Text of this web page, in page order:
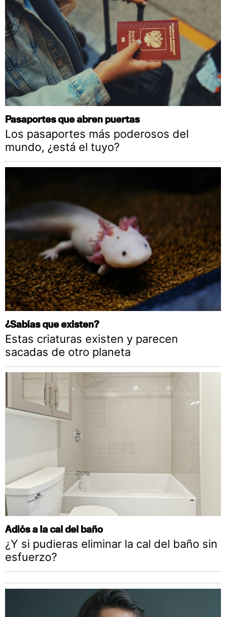
Pasaportes que abren puertas
Los pasaportes más poderosos del
mundo, ¿está el tuyo?
¿Sabías que existen?
Estas criaturas existen y parecen
sacadas de otro planeta
Adiós a la cal del baño
¿Y si pudieras eliminar la cal del baño sin
esfuerzo?